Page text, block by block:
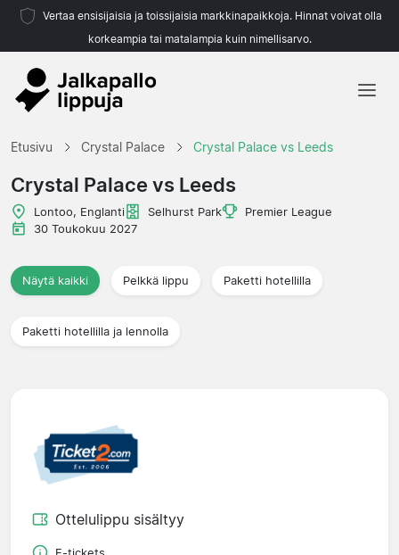
Vertaa ensisijaisia ja toissijaisia markkinapaikkoja. Hinnat voivat olla
korkeampia tai matalampia kuin nimellisarvo.
Etusivu Crystal Palace Crystal Palace vs Leeds
Crystal Palace vs Leeds
Lontoo, Englanti Selhurst Park
Premier League
30 Toukokuu 2027
Näytä kaikki Pelkkä lippu Paketti hotellilla
Paketti hotellilla ja lennolla
Ottelulippu sisältyy